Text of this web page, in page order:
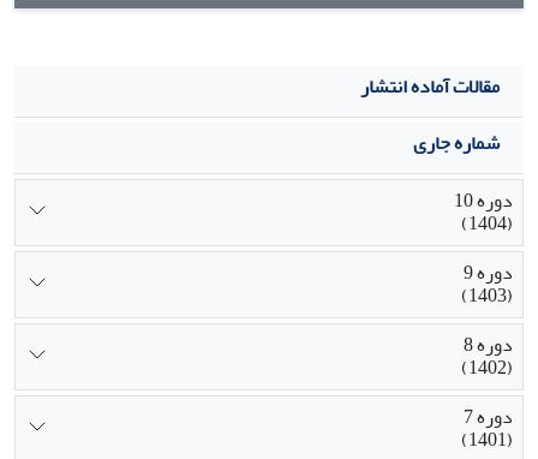
مقالات آماده انتشار
شماره جاری
دوره 10
(1404)
دوره 9
(1403)
دوره 8
(1402)
دوره 7
(1401)